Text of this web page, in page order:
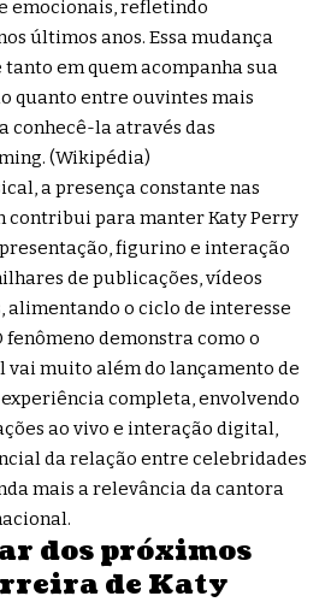
emocionais, refletindo
últimos anos. Essa mudança
em quem acompanha sua
quanto entre ouvintes mais
conhecê-la através das
(Wikipédia)
a presença constante nas
contribui para manter Katy Perry
figurino e interação
de publicações, vídeos
alimentando o ciclo de interesse
demonstra como o
muito além do lançamento de
completa, envolvendo
ao vivo e interação digital,
da relação entre celebridades
mais a relevância da cantora
dos próximos
de Katy